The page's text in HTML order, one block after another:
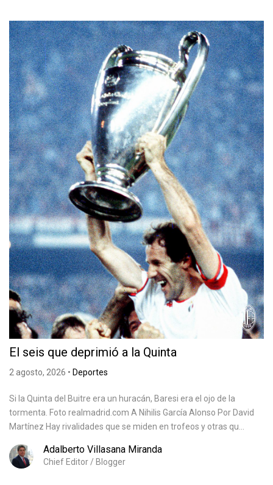
El seis que deprimió a la Quinta
2 agosto, 2026 • Deportes
Si la Quinta del Buitre era un huracán, Baresi era el ojo de la
tormenta. Foto realmadrid.com A Nihilis García Alonso Por David
Martínez Hay rivalidades que se miden en trofeos y otras qu...
Adalberto Villasana Miranda
Chief Editor / Blogger